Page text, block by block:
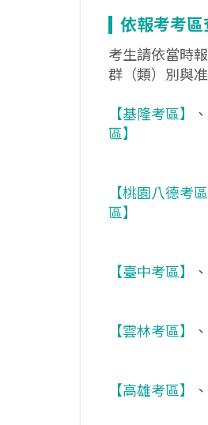
依報考考區
考生請依當時
群（類）別與
【基隆考區】 、
區】
【桃園八德考區
區】
【臺中考區】 、
【雲林考區】 、
【高雄考區】 、